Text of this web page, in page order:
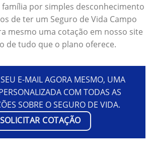
por simples desconhecimento
de ter um Seguro de Vida Campo
mesmo uma cotação em nosso site
de tudo que o plano oferece.
E-MAIL AGORA MESMO, UMA
COM TODAS AS
SOBRE O SEGURO DE VIDA.
SOLICITAR COTAÇÃO